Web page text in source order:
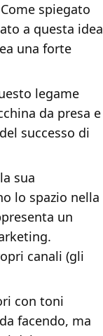
spiegato
a questa idea
una forte
legame
da presa e
successo di
sua
lo spazio nella
un
canali (gli
con toni
facendo, ma